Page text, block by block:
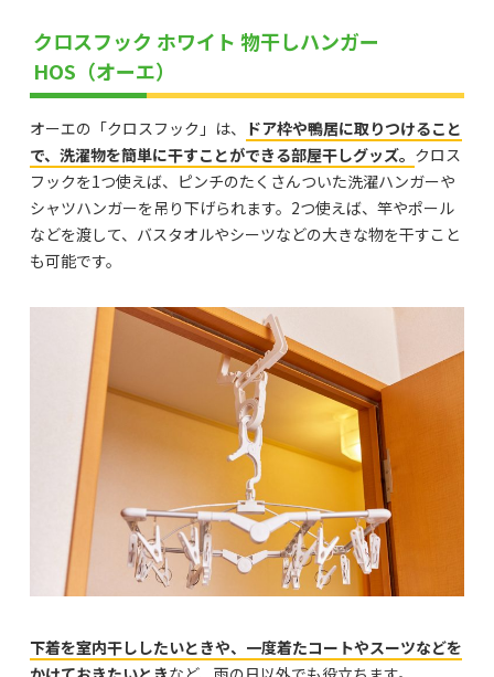
クロスフック ホワイト 物干しハンガー
HOS（オーエ）
オーエの「クロスフック」は、
ドア枠や鴨居に取りつけること
で、洗濯物を簡単に干すことができる部屋干しグッズ。 クロス
フックを1つ使えば、ピンチのたくさんついた洗濯ハンガーや
シャツハンガーを吊り下げられます。2つ使えば、竿やポール
などを渡して、バスタオルやシーツなどの大きな物を干すこと
も可能です。
下着を室内干ししたいときや、一度着たコートやスーツなどを